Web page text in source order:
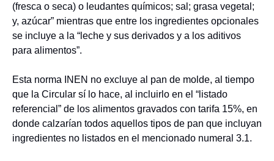
(fresca o seca) o leudantes químicos; sal; grasa vegetal;
y, azúcar” mientras que entre los ingredientes opcionales
se incluye a la “leche y sus derivados y a los aditivos
para alimentos”.
Esta norma INEN no excluye al pan de molde, al tiempo
que la Circular sí lo hace, al incluirlo en el “listado
referencial” de los alimentos gravados con tarifa 15%, en
donde calzarían todos aquellos tipos de pan que incluyan
ingredientes no listados en el mencionado numeral 3.1.